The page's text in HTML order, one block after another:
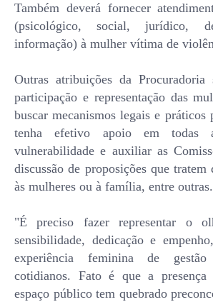
Também deverá fornecer
(psicológico, social, jurídico,
informação) à mulher vítima de
Outras atribuições da Procuradoria
participação e representação das
buscar mecanismos legais e práticos
tenha efetivo apoio em todas
vulnerabilidade e auxiliar as
discussão de proposições que
às mulheres ou à família, entre outras.
"É preciso fazer representar o
sensibilidade, dedicação e
experiência feminina de
cotidianos. Fato é que a presença
espaço público tem quebrado